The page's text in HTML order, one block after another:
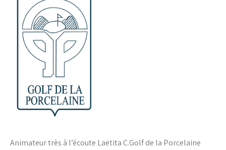
Animateur très à l’écoute Laëtita C.Golf de la Porcelaine